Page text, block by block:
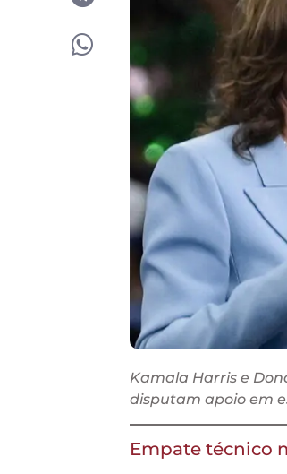
Kamala Harris e
disputam apoio em
Empate técnico